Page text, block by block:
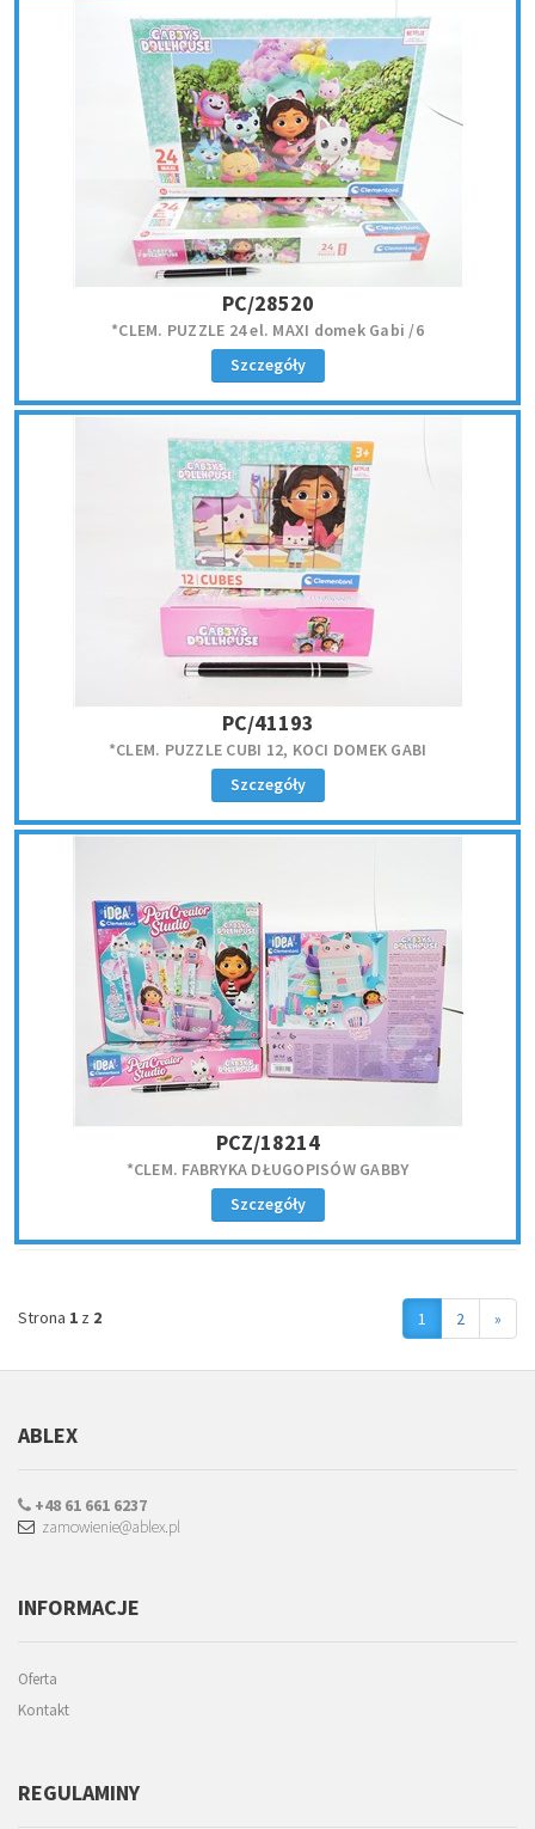
PC/28520
*CLEM. PUZZLE 24 el. MAXI domek Gabi /6
Szczegóły
PC/41193
*CLEM. PUZZLE CUBI 12, KOCI DOMEK GABI
Szczegóły
PCZ/18214
*CLEM. FABRYKA DŁUGOPISÓW GABBY
Szczegóły
Strona 1 z 2 1 2 »
ABLEX
+48 61 661 6237
zamowienie@ablex.pl
INFORMACJE
Oferta
Kontakt
REGULAMINY